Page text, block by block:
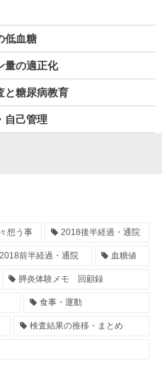
低血糖
の適正化
糖尿病教育
自己管理
想う事 2018後半経過・通院
2018前半経過・通院 血糖値
膵炎体験メモ 回顧録
食事・運動
検査結果の推移・まとめ